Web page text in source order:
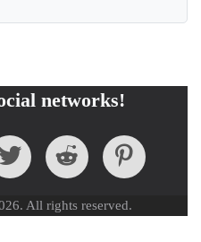
networks!
All rights reserved.